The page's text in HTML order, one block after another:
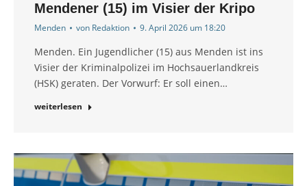
Mendener (15) im Visier der Kripo
Menden von Redaktion 9. April 2026 um 18:20
Menden. Ein Jugendlicher (15) aus Menden ist ins
Visier der Kriminalpolizei im Hochsauerlandkreis
(HSK) geraten. Der Vorwurf: Er soll einen…
weiterlesen